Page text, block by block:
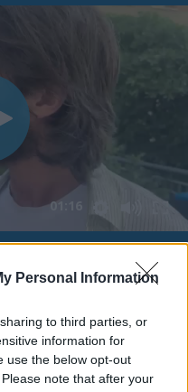
Personal Information
to third parties, or
information for
use the below opt-out
note that after your
01:16
ai giornalisti